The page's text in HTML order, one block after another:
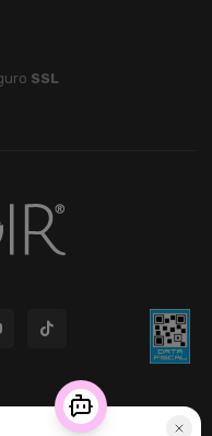
SSL
| CUIT 33609220789 - Larrea